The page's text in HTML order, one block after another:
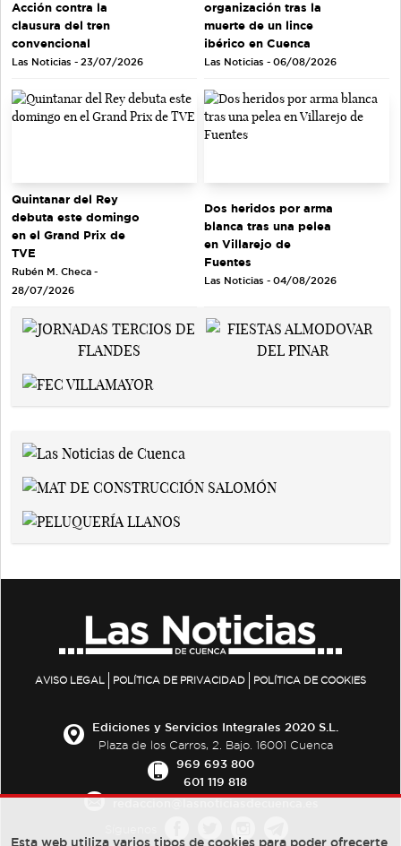
Acción contra la
clausura del tren
convencional
Las Noticias - 23/07/2026
organización tras la
muerte de un lince
ibérico en Cuenca
Las Noticias - 06/08/2026
Quintanar del Rey
debuta este domingo
en el Grand Prix de
TVE
Rubén M. Checa -
28/07/2026
Dos heridos por arma
blanca tras una pelea
en Villarejo de
Fuentes
Las Noticias - 04/08/2026
AVISO LEGAL POLÍTICA DE PRIVACIDAD POLÍTICA DE COOKIES
Ediciones y Servicios Integrales 2020 S.L.
Plaza de los Carros, 2. Bajo. 16001 Cuenca
969 693 800
601 119 818
Esta web utiliza varios tipos de cookies para poder ofrecerte